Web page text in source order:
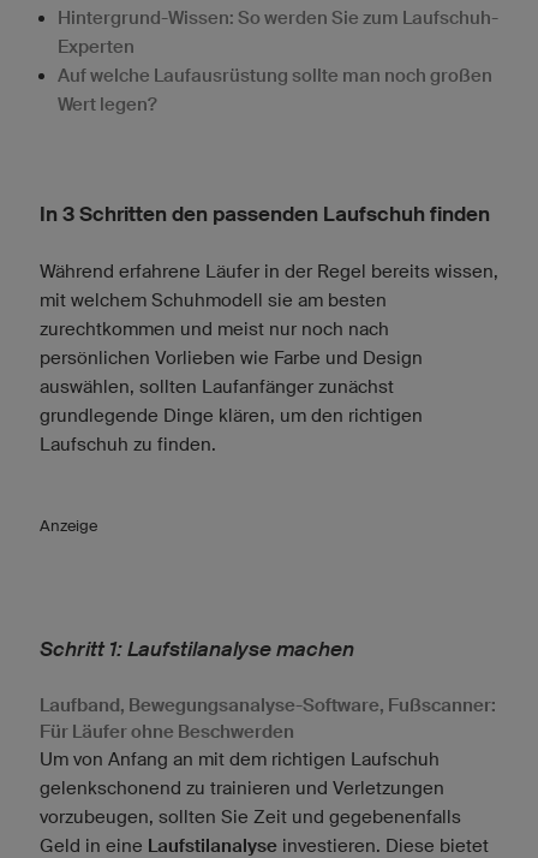
Hintergrund-Wissen: So werden Sie zum Laufschuh-
Experten
Auf welche Laufausrüstung sollte man noch großen
Wert legen?
In 3 Schritten den passenden Laufschuh finden
Während erfahrene Läufer in der Regel bereits wissen,
mit welchem Schuhmodell sie am besten
zurechtkommen und meist nur noch nach
persönlichen Vorlieben wie Farbe und Design
auswählen, sollten Laufanfänger zunächst
grundlegende Dinge klären, um den richtigen
Laufschuh zu finden.
Anzeige
Schritt 1: Laufstilanalyse machen
Laufband, Bewegungsanalyse-Software, Fußscanner:
Für Läufer ohne Beschwerden
Um von Anfang an mit dem richtigen Laufschuh
gelenkschonend zu trainieren und Verletzungen
vorzubeugen, sollten Sie Zeit und gegebenenfalls
Geld in eine Laufstilanalyse investieren. Diese bietet